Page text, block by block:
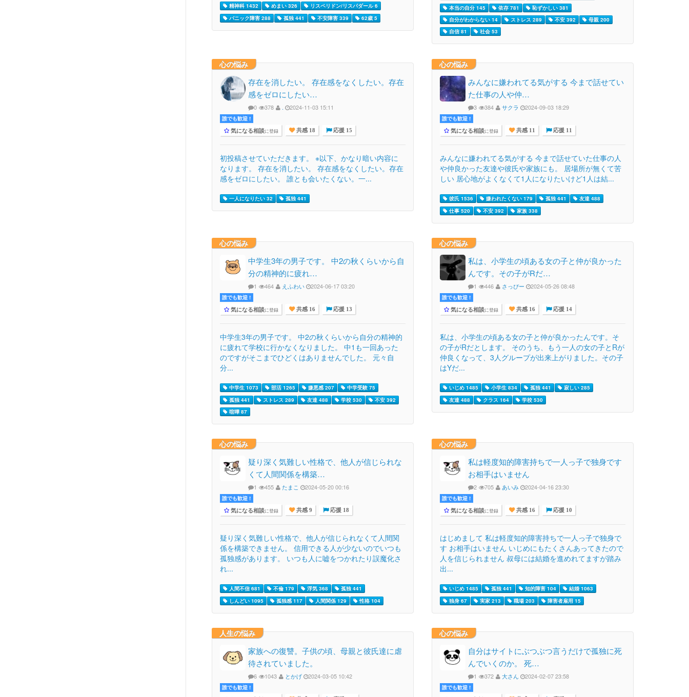
精神科 1432 めまい 326
リスペリドン/リスパダール 6
パニック障害 288
孤独 441 不安障害 339 62歳 5
本当の自分 145
依存 781
恥ずかしい 381
自分がわからない 14
ストレス 289 不安 392
母親 200
自信 81
社会 53
心の悩み
存在を消したい。 存在感をなくしたい。存在
感をゼロにしたい…
0 378 . 2024-11-03 15:11
誰でも歓迎 !
気になる相談に登録 共感 18 応援 15
初投稿させていただきます。 ※以下、かなり暗い内容に
なります。 存在を消したい。 存在感をなくしたい。存在
感をゼロにしたい。 誰とも会いたくない。一...
一人になりたい 32 孤独 441
心の悩み
みんなに嫌われてる気がする 今まで話せてい
た仕事の人や仲…
3 384 サクラ 2024-09-03 18:29
誰でも歓迎 !
気になる相談に登録 共感 11 応援 11
みんなに嫌われてる気がする 今まで話せていた仕事の人
や仲良かった友達や彼氏や家族にも。 居場所が無くて苦
しい 居心地がよくなくて1人になりたいけど1人は結...
彼氏 1536 嫌われたくない 179 孤独 441
友達 488
仕事 520
不安 392 家族 338
心の悩み
中学生3年の男子です。 中2の秋くらいから自
分の精神的に疲れ…
1 464 えふわい 2024-06-17 03:20
誰でも歓迎 !
気になる相談に登録 共感 16 応援 13
中学生3年の男子です。 中2の秋くらいから自分の精神的
に疲れて学校に行かなくなりました。 中1も一回あった
のですがそこまでひどくはありませんでした。 元々自
分...
中学生 1073 部活 1265 嫌悪感 207
中学受験 75
孤独 441
ストレス 289 友達 488 学校 530
不安 392
喧嘩 87
心の悩み
私は、小学生の頃ある女の子と仲が良かった
んです。その子がRだ…
1 446 さっぴー 2024-05-26 08:48
誰でも歓迎 !
気になる相談に登録 共感 16 応援 14
私は、小学生の頃ある女の子と仲が良かったんです。そ
の子がRだとします。 そのうち、もう一人の女の子とRが
仲良くなって、3人グループが出来上がりました。その子
はYだ...
いじめ 1485 小学生 834 孤独 441
寂しい 285
友達 488
クラス 164 学校 530
心の悩み
疑り深く気難しい性格で、他人が信じられな
くて人間関係を構築…
1 455 たまこ 2024-05-20 00:16
誰でも歓迎 !
気になる相談に登録 共感 9 応援 18
疑り深く気難しい性格で、他人が信じられなくて人間関
係を構築できません。 信用できる人が少ないのでいつも
孤独感があります。 いつも人に嘘をつかれたり誤魔化さ
れ...
人間不信 681 不倫 179 浮気 368
孤独 441
しんどい 1095
孤独感 117 人間関係 129 性格 104
心の悩み
私は軽度知的障害持ちで一人っ子で独身です
お相手はいません
2 705 あいみ 2024-04-16 23:30
誰でも歓迎 !
気になる相談に登録 共感 16 応援 10
はじめまして 私は軽度知的障害持ちで一人っ子で独身で
す お相手はいません いじめにもたくさんあってきたので
人を信じられません 叔母には結婚を進めれてますが踏み
出...
いじめ 1485 孤独 441 知的障害 104
結婚 1063
独身 67
実家 213 職場 203 障害者雇用 15
人生の悩み
家族への復讐。子供の頃、母親と彼氏達に虐
待されていました。
6 1043 とかげ 2024-03-05 10:42
誰でも歓迎 !
心の悩み
自分はサイトにぶつぶつ言うだけで孤独に死
んでいくのか。 死…
1 372 大さん 2024-02-07 23:58
誰でも歓迎 !